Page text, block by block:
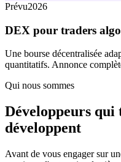
Prévu2026
DEX pour traders algo
Une bourse décentralisée
quantitatifs. Annonce
Qui nous sommes
Développeurs
développent
Avant de vous engager sur